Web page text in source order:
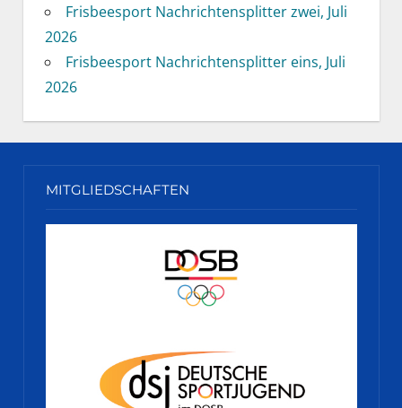
Frisbeesport Nachrichtensplitter zwei, Juli
2026
Frisbeesport Nachrichtensplitter eins, Juli
2026
MITGLIEDSCHAFTEN